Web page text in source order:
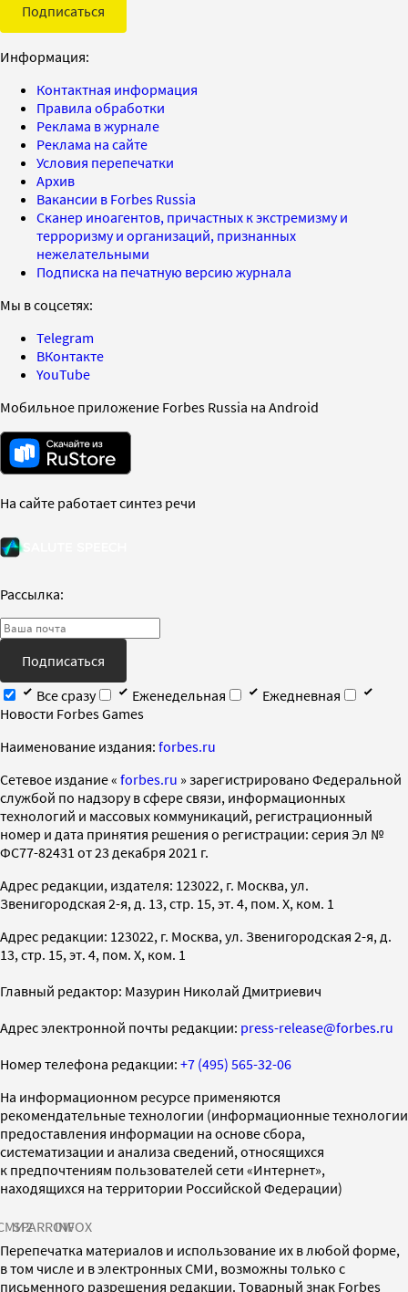
Подписаться
Информация:
Контактная информация
Правила обработки
Реклама в журнале
Реклама на сайте
Условия перепечатки
Архив
Вакансии в Forbes Russia
Сканер иноагентов, причастных к экстремизму и
терроризму и организаций, признанных
нежелательными
Подписка на печатную версию журнала
Мы в соцсетях:
Telegram
ВКонтакте
YouTube
Мобильное приложение Forbes Russia на Android
На сайте работает синтез речи
Рассылка:
Подписаться
Все сразу
Еженедельная
Ежедневная
Новости Forbes Games
Наименование издания: forbes.ru
Cетевое издание « forbes.ru » зарегистрировано Федеральной
службой по надзору в сфере связи, информационных
технологий и массовых коммуникаций, регистрационный
номер и дата принятия решения о регистрации: серия Эл №
ФС77-82431 от 23 декабря 2021 г.
Адрес редакции, издателя: 123022, г. Москва, ул.
Звенигородская 2-я, д. 13, стр. 15, эт. 4, пом. X, ком. 1
Адрес редакции: 123022, г. Москва, ул. Звенигородская 2-я, д.
13, стр. 15, эт. 4, пом. X, ком. 1
Главный редактор: Мазурин Николай Дмитриевич
Адрес электронной почты редакции: press-release@forbes.ru
Номер телефона редакции: +7 (495) 565-32-06
На информационном ресурсе применяются
рекомендательные технологии (информационные технологии
предоставления информации на основе сбора,
систематизации и анализа сведений, относящихся
к предпочтениям пользователей сети «Интернет»,
находящихся на территории Российской Федерации)
SPARROWINFOX
Перепечатка материалов и использование их в любой форме,
в том числе и в электронных СМИ, возможны только с
письменного разрешения редакции. Товарный знак Forbes